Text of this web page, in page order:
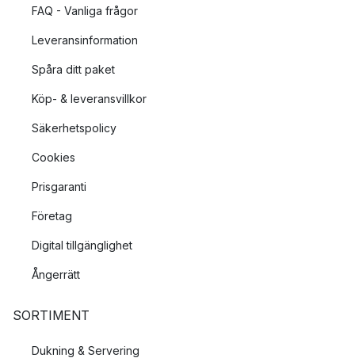
FAQ - Vanliga frågor
Leveransinformation
Spåra ditt paket
Köp- & leveransvillkor
Säkerhetspolicy
Cookies
Prisgaranti
Företag
Digital tillgänglighet
Ångerrätt
SORTIMENT
Dukning & Servering